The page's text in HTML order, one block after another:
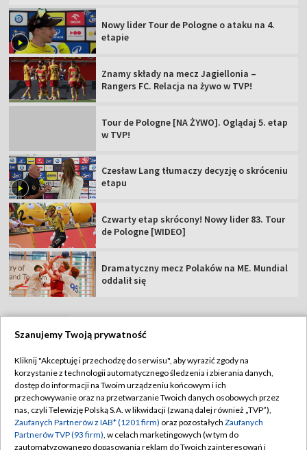
Nowy lider Tour de Pologne o ataku na 4.
etapie
Znamy składy na mecz Jagiellonia –
Rangers FC. Relacja na żywo w TVP!
Tour de Pologne [NA ŻYWO]. Oglądaj 5. etap
w TVP!
Czesław Lang tłumaczy decyzję o skróceniu
etapu
Czwarty etap skrócony! Nowy lider 83. Tour
de Pologne [WIDEO]
Dramatyczny mecz Polaków na ME. Mundial
oddalił się
Abonament TVP
Sklep TVP
Biuro Reklamy
Oferta Handlowa
Regulamin TVP
Polityka prywatności
Moje zgody
Biuro reklamy
Szanujemy Twoją prywatność
Kliknij "Akceptuję i przechodzę do serwisu", aby wyrazić zgody na
korzystanie z technologii automatycznego śledzenia i zbierania danych,
dostęp do informacji na Twoim urządzeniu końcowym i ich
przechowywanie oraz na przetwarzanie Twoich danych osobowych przez
nas, czyli Telewizję Polską S.A. w likwidacji (zwaną dalej również „TVP”),
Zaufanych Partnerów z IAB* (1201 firm) oraz pozostałych Zaufanych
Partnerów TVP (93 firm), w celach marketingowych (w tym do
zautomatyzowanego dopasowania reklam do Twoich zainteresowań i